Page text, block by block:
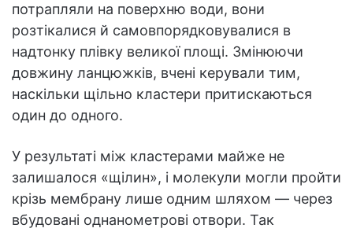
потрапляли на поверхню води, вони
розтікалися й самовпорядковувалися в
надтонку плівку великої площі. Змінюючи
довжину ланцюжків, вчені керували тим,
наскільки щільно кластери притискаються
один до одного.
У результаті між кластерами майже не
залишалося «щілин», і молекули могли пройти
крізь мембрану лише одним шляхом — через
вбудовані однанометрові отвори. Так